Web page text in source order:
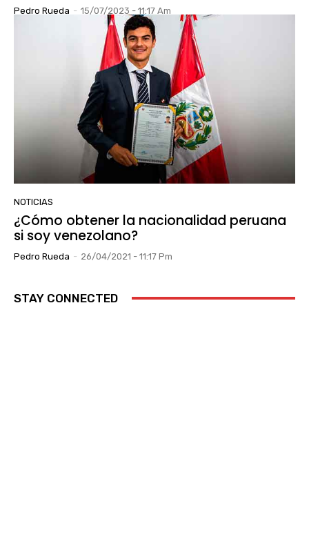
Pedro Rueda - 15/07/2023 - 11:17 Am
NOTICIAS
¿Cómo obtener la nacionalidad peruana
si soy venezolano?
Pedro Rueda - 26/04/2021 - 11:17 Pm
STAY CONNECTED